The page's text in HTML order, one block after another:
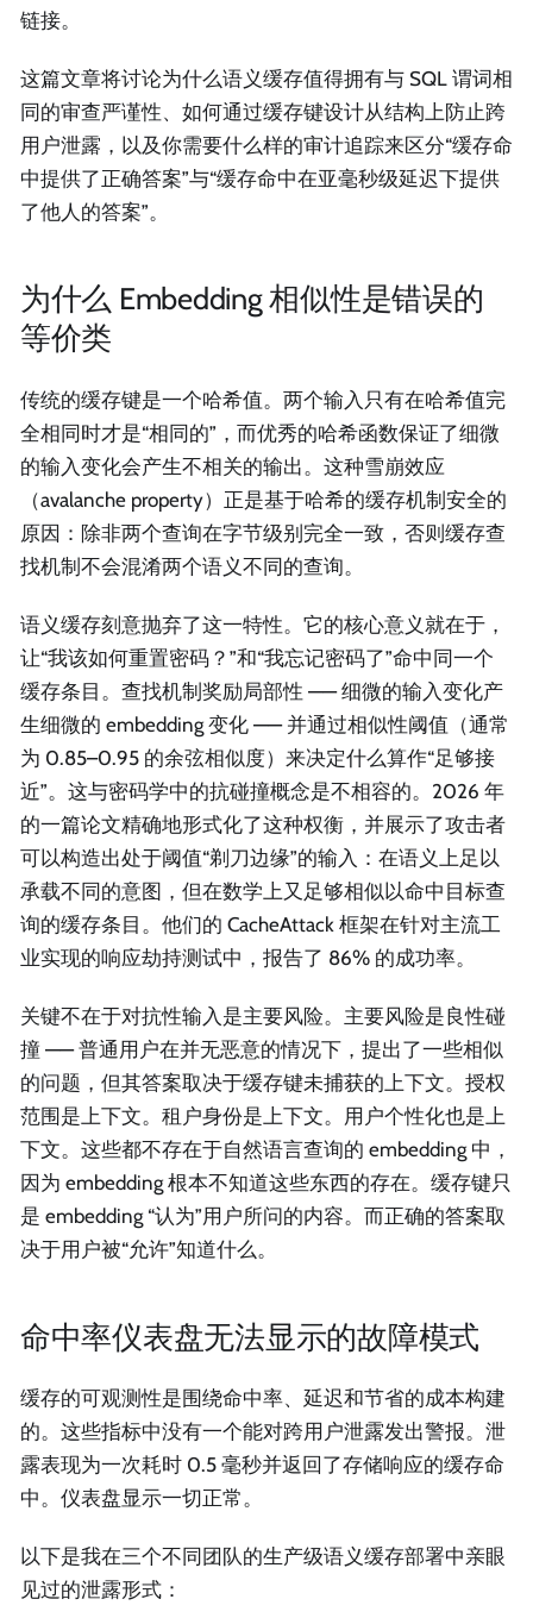
链接。
这篇文章将讨论为什么语义缓存值得拥有与 SQL 谓词相
同的审查严谨性、如何通过缓存键设计从结构上防止跨
用户泄露，以及你需要什么样的审计追踪来区分“缓存命
中提供了正确答案”与“缓存命中在亚毫秒级延迟下提供
了他人的答案”。
为什么 Embedding 相似性是错误的
等价类
传统的缓存键是一个哈希值。两个输入只有在哈希值完
全相同时才是“相同的”，而优秀的哈希函数保证了细微
的输入变化会产生不相关的输出。这种雪崩效应
（avalanche property）正是基于哈希的缓存机制安全的
原因：除非两个查询在字节级别完全一致，否则缓存查
找机制不会混淆两个语义不同的查询。
语义缓存刻意抛弃了这一特性。它的核心意义就在于，
让“我该如何重置密码？”和“我忘记密码了”命中同一个
缓存条目。查找机制奖励局部性 —— 细微的输入变化产
生细微的 embedding 变化 —— 并通过相似性阈值（通常
为 0.85–0.95 的余弦相似度）来决定什么算作“足够接
近”。这与密码学中的抗碰撞概念是不相容的。2026 年
的一篇论文精确地形式化了这种权衡，并展示了攻击者
可以构造出处于阈值“剃刀边缘”的输入：在语义上足以
承载不同的意图，但在数学上又足够相似以命中目标查
询的缓存条目。他们的 CacheAttack 框架在针对主流工
业实现的响应劫持测试中，报告了 86% 的成功率。
关键不在于对抗性输入是主要风险。主要风险是良性碰
撞 —— 普通用户在并无恶意的情况下，提出了一些相似
的问题，但其答案取决于缓存键未捕获的上下文。授权
范围是上下文。租户身份是上下文。用户个性化也是上
下文。这些都不存在于自然语言查询的 embedding 中，
因为 embedding 根本不知道这些东西的存在。缓存键只
是 embedding “认为”用户所问的内容。而正确的答案取
决于用户被“允许”知道什么。
命中率仪表盘无法显示的故障模式
缓存的可观测性是围绕命中率、延迟和节省的成本构建
的。这些指标中没有一个能对跨用户泄露发出警报。泄
露表现为一次耗时 0.5 毫秒并返回了存储响应的缓存命
中。仪表盘显示一切正常。
以下是我在三个不同团队的生产级语义缓存部署中亲眼
见过的泄露形式：